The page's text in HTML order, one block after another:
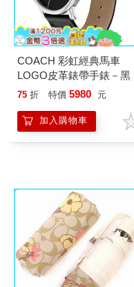
COACH 彩虹經典馬車
LOGO皮革錶帶手錶－黑
75 折 特價 5980 元
加入購物車